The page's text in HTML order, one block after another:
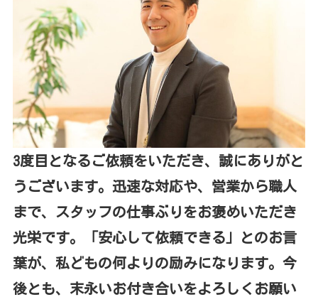
3度目となるご依頼をいただき、誠にありがと
うございます。迅速な対応や、営業から職人
まで、スタッフの仕事ぶりをお褒めいただき
光栄です。「安心して依頼できる」とのお言
葉が、私どもの何よりの励みになります。今
後とも、末永いお付き合いをよろしくお願い